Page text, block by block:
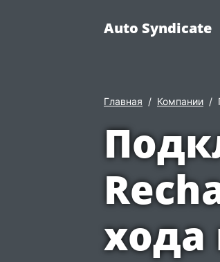
Auto Syndicate
Главная Компании
хода